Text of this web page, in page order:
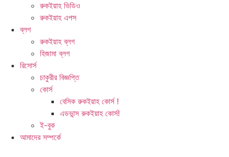
রুকইয়াহ ভিডিও
রুকইয়াহ এপস
ব্লগ
রুকইয়াহ ব্লগ
হিজামা ব্লগ
রিসোর্স
চাকুরীর বিজ্ঞপ্তি
কোর্স
বেসিক রুকইয়াহ কোর্স !
এডভান্স রুকইয়াহ কোর্স!
ই-বুক
আমাদের সম্পর্কে